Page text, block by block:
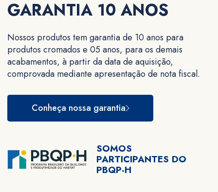
GARANTIA 10 ANOS
Nossos produtos tem garantia de 10 anos para
produtos cromados e 05 anos, para os demais
acabamentos, à partir da data de aquisição,
comprovada mediante apresentação de nota fiscal.
Conheça nossa garantia
SOMOS
PARTICIPANTES DO
PBQP-H